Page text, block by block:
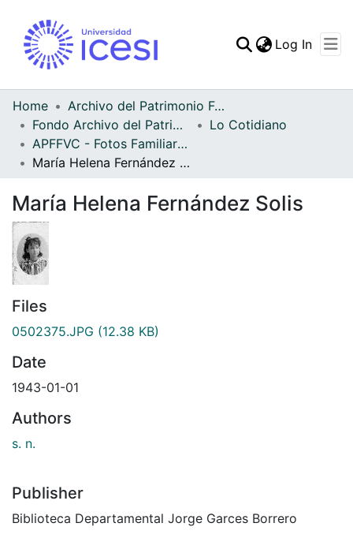
Statistics
Log In
Home
Archivo del Patrimonio Fotográfico y Fílmico del Valle del Cauca
Fondo Archivo del Patrimonio Fotográfico y Fílmico del Valle del Cauca
Lo Cotidiano
APFFVC - Fotos Familiares - Patrimonial
María Helena Fernández Solis
María Helena Fernández Solis
Files
0502375.JPG (12.38 KB)
Date
1943-01-01
Authors
s. n.
Publisher
Biblioteca Departamental Jorge Garces Borrero